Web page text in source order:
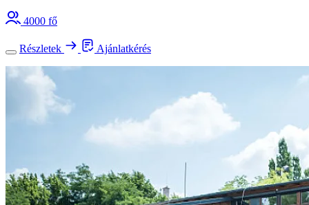
4000 fő
Részletek Ajánlatkérés